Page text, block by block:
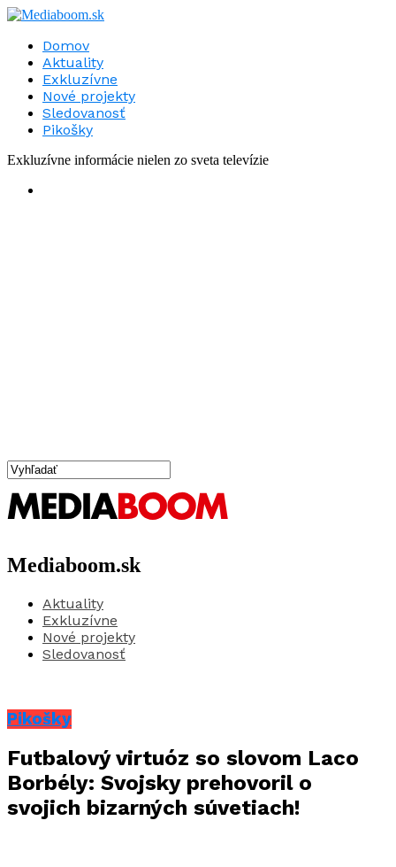
Domov
Aktuality
Exkluzívne
Nové projekty
Sledovanosť
Pikošky
Exkluzívne informácie nielen zo sveta televízie
Mediaboom.sk
Aktuality
Exkluzívne
Nové projekty
Sledovanosť
Pikošky
Futbalový virtuóz so slovom Laco
Borbély: Svojsky prehovoril o
svojich bizarných súvetiach!